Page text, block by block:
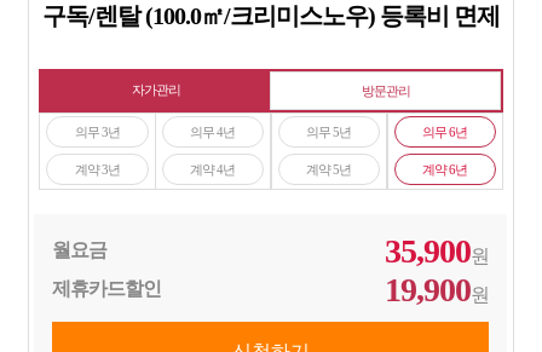
구독/렌탈 (100.0㎡/크리미스노우) 등록비 면제
자가관리 방문관리
의무 3년
계약 3년
의무 4년
계약 4년
의무 5년
계약 5년
의무 6년
계약 6년
월요금 35,900원
제휴카드할인
19,900원